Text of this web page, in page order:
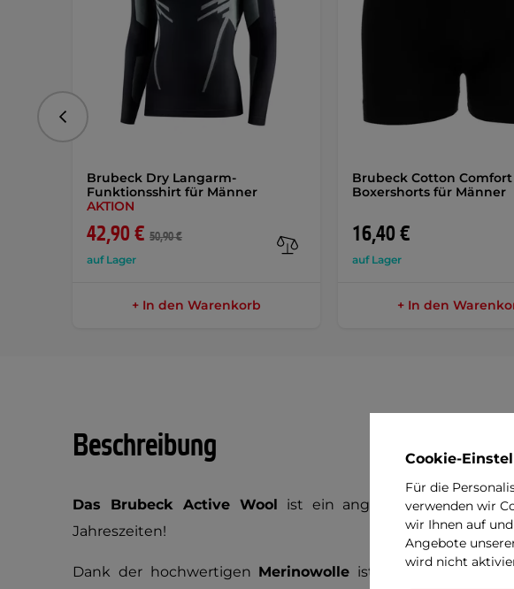
Brubeck Dry Langarm-
Funktionsshirt für Männer
AKTION
42,90 € 50,90 €
auf Lager
+ In den Warenkorb
Brubeck Cotton Comfort
Boxershorts für Männer
16,40 €
auf Lager
+ In den
vorhergehend
Beschreibung
Das Brubeck Active Wool ist ein angenehmisoliertes
Jahreszeiten!
Dank der hochwertigen Merinowolle ist es
Cookie-
Für die
verwenden wir
wir Ihnen auf
Angebote
wird nicht